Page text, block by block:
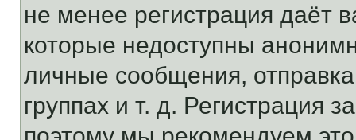
не менее регистрация даёт
которые недоступны
личные сообщения,
группах и т. д. Регистрация